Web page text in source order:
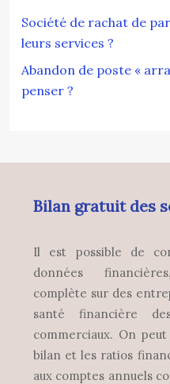
Société de rachat de
leurs services ?
Abandon de poste «
penser ?
Bilan gratuit des
Il est possible de
données
complète sur des
santé financière
commerciaux. On
bilan et les ratios
aux comptes annuels